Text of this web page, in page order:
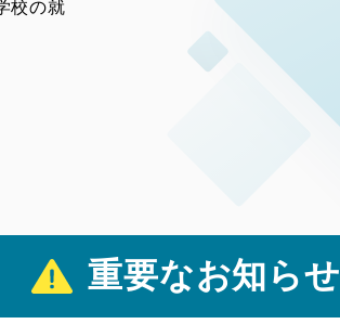
校の就
重要なお知らせ